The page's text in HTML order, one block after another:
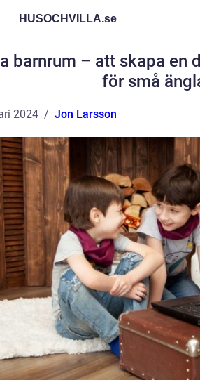
HUSOCHVILLA.se
barnrum – att skapa en
för små
2024 Jon Larsson